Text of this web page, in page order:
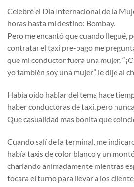
Celebré el Día Internacional de la
horas hasta mi destino: Bombay.
Pero me encantó que cuando llegué,
contratar el taxi pre-pago me
que mi conductor fuera una mujer,
yo también soy una mujer”, le dije al
Había oído hablar del tema hace
haber conductoras de taxi, pero
Que casualidad mas bonita que
Cuando salí de la terminal, me
había taxis de color blanco y un
charlando animadamente mientras
tocara el turno para llevar a los